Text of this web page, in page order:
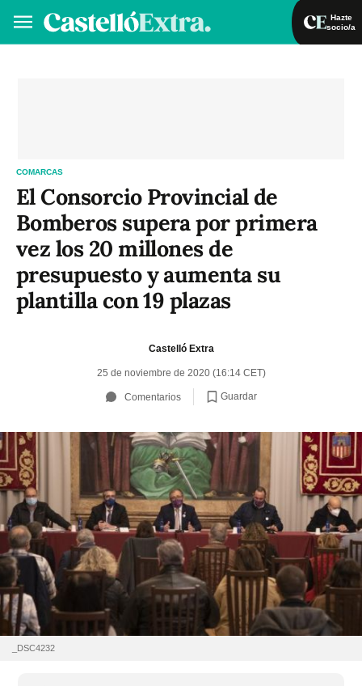
Hazte
socio/a
COMARCAS
El Consorcio Provincial de
Bomberos supera por primera
vez los 20 millones de
presupuesto y aumenta su
plantilla con 19 plazas
Castelló Extra
25 de noviembre de 2020 (16:14 CET)
Comentarios Guardar
_DSC4232